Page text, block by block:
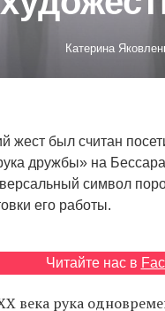
Катерина
жест был считан
дружбы» на
символ
его работы.
Читайте нас в
века рука